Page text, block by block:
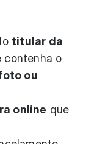
titular da
contenha o
ou
online que